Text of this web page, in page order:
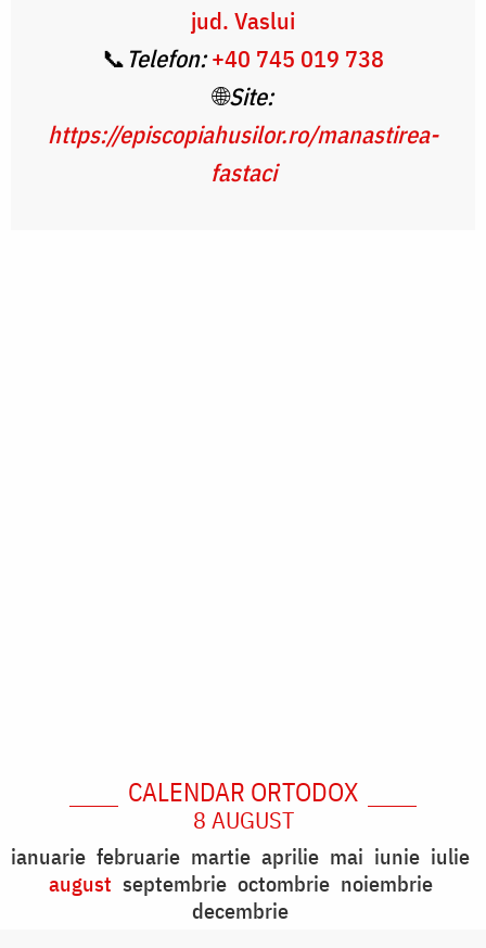
jud. Vaslui
📞 Telefon: +40 745 019 738
🌐Site:
https://episcopiahusilor.ro/manastirea-
fastaci
CALENDAR ORTODOX
8 AUGUST
ianuarie februarie martie aprilie mai iunie iulie
august septembrie octombrie noiembrie
decembrie